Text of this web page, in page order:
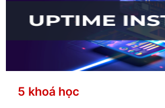
5 khoá học